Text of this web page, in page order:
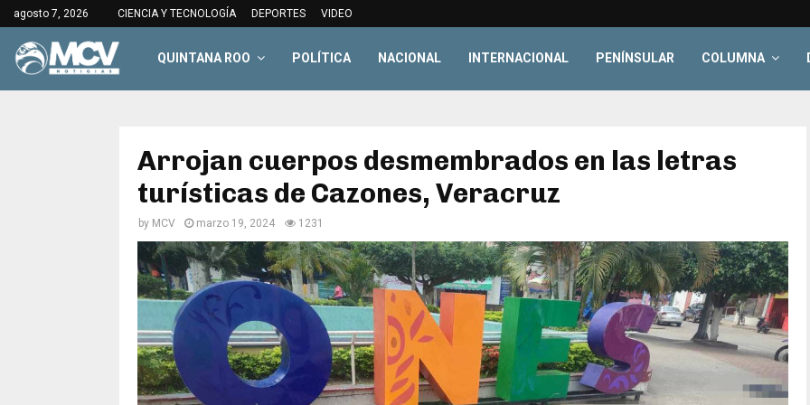
agosto 7, 2026 CIENCIA Y TECNOLOGÍA DEPORTES VIDEO
QUINTANA ROO POLÍTICA NACIONAL INTERNACIONAL PENÍNSULAR COLUMNA
Arrojan cuerpos desmembrados en las letras
turísticas de Cazones, Veracruz
by MCV marzo 19, 2024 1231